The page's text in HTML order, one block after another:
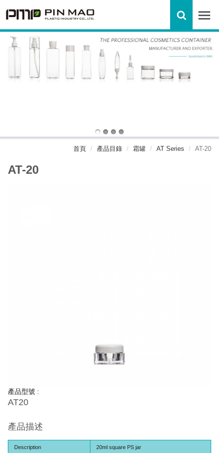
首頁 產品目錄 霜罐 AT Series AT-20
AT-20
產品型號 :
AT20
產品描述
Description 20ml square PS jar